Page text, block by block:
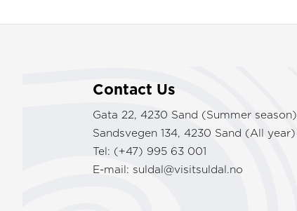
Contact Us
Gata 22, 4230 Sand (Summer season)
Sandsvegen 134, 4230 Sand (All year)
Tel: (+47) 995 63 001
E-mail: suldal@visitsuldal.no